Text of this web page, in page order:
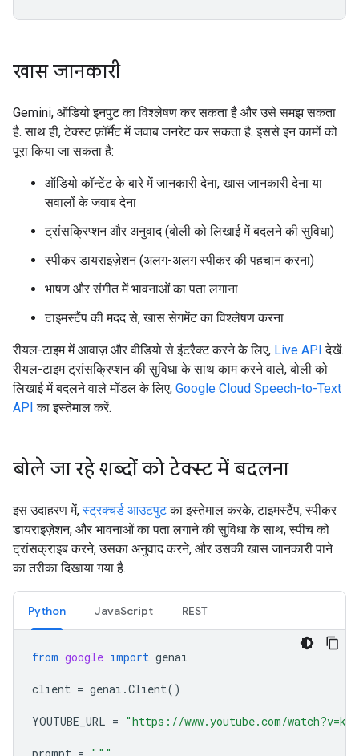
खास जानकारी
Gemini, ऑडियो इनपुट का विश्लेषण कर सकता है और उसे समझ सकता
है. साथ ही, टेक्स्ट फ़ॉर्मैट में जवाब जनरेट कर सकता है. इससे इन कामों को
पूरा किया जा सकता है:
ऑडियो कॉन्टेंट के बारे में जानकारी देना, खास जानकारी देना या
सवालों के जवाब देना
ट्रांसक्रिप्शन और अनुवाद (बोली को लिखाई में बदलने की सुविधा)
स्पीकर डायराइज़ेशन (अलग-अलग स्पीकर की पहचान करना)
भाषण और संगीत में भावनाओं का पता लगाना
टाइमस्टैंप की मदद से, खास सेगमेंट का विश्लेषण करना
रीयल-टाइम में आवाज़ और वीडियो से इंटरैक्ट करने के लिए, Live API देखें.
रीयल-टाइम ट्रांसक्रिप्शन की सुविधा के साथ काम करने वाले, बोली को
लिखाई में बदलने वाले मॉडल के लिए, Google Cloud Speech-to-Text
API का इस्तेमाल करें.
बोले जा रहे शब्दों को टेक्स्ट में बदलना
इस उदाहरण में,स्ट्रक्चर्ड आउटपुटका इस्तेमाल करके, टाइमस्टैंप, स्पीकर
डायराइज़ेशन, और भावनाओं का पता लगाने की सुविधा के साथ, स्पीच को
ट्रांसक्राइब करने, उसका अनुवाद करने, और उसकी खास जानकारी पाने
का तरीका दिखाया गया है.
Python JavaScript REST
from google import genai
client = genai .Client()
YOUTUBE_URL = "https://www.youtube.com/watch?v=ku-